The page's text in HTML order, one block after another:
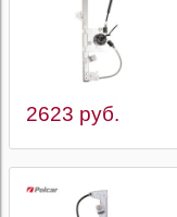
2623 руб.